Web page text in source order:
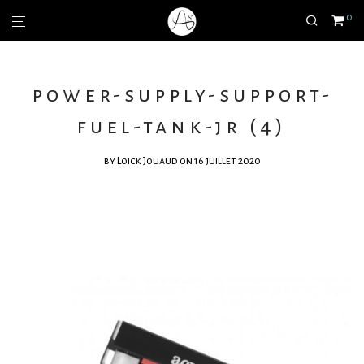
0
power-supply-support-
fuel-tank-jr (4)
by Loick Jouaud on 16 juillet 2020